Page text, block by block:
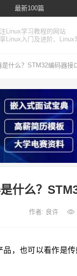
最新100篇
Linux学习教程的网站
Linux入门及进阶、Linux
是什么？STM32编码器接
什么？
作者: 良许
，也可以看作是